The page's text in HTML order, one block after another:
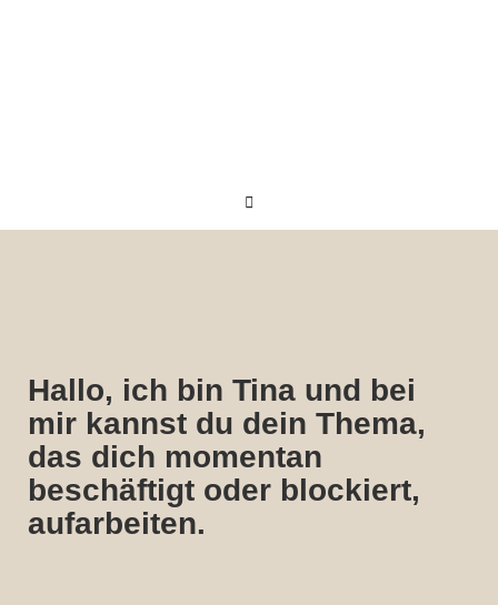
Hallo, ich bin Tina und bei
mir kannst du dein Thema,
das dich momentan
beschäftigt oder blockiert,
aufarbeiten.